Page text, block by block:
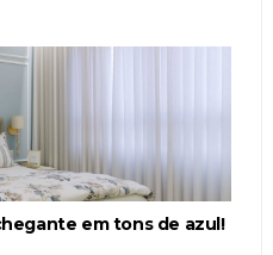
em tons de azul!